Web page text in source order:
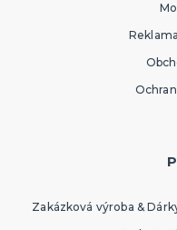
Zakázková výroba &